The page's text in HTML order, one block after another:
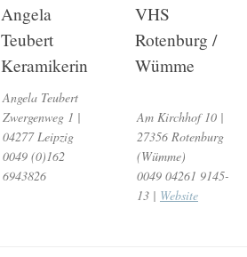
Angela
Teubert
Keramikerin
Angela Teubert
Zwergenweg 1 |
04277 Leipzig
0049 (0)162
6943826
VHS
Rotenburg /
Wümme
Am Kirchhof 10 |
27356 Rotenburg
(Wümme)
0049 04261 9145-
13 | Website